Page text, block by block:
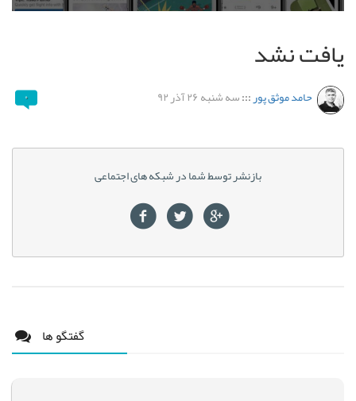
یافت نشد
حامد موثق پور:::سه شنبه ۲۶ آذر ۹۲ ۰
بازنشر توسط شما در شبکه های اجتماعی
گفتگو ها